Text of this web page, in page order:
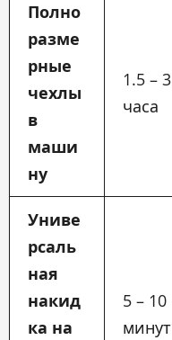
Полно
разме
рные
чехлы
в
маши
ну
1.5 – 3
часа
Униве
рсаль
ная
накид
ка на
5 – 10
минут